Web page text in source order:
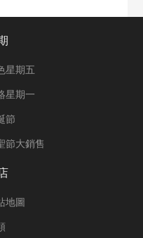
星期五
星期一
節
節大銷售
地圖